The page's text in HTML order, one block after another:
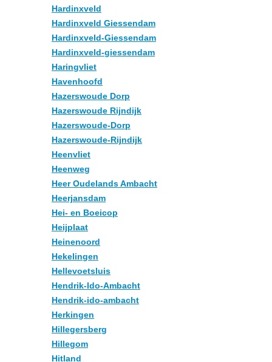
Hardinxveld
Hardinxveld Giessendam
Hardinxveld-Giessendam
Hardinxveld-giessendam
Haringvliet
Havenhoofd
Hazerswoude Dorp
Hazerswoude Rijndijk
Hazerswoude-Dorp
Hazerswoude-Rijndijk
Heenvliet
Heenweg
Heer Oudelands Ambacht
Heerjansdam
Hei- en Boeicop
Heijplaat
Heinenoord
Hekelingen
Hellevoetsluis
Hendrik-Ido-Ambacht
Hendrik-ido-ambacht
Herkingen
Hillegersberg
Hillegom
Hitland